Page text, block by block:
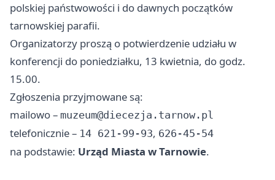
polskiej państwowości i do dawnych początków
tarnowskiej parafii.
Organizatorzy proszą o potwierdzenie udziału w
konferencji do poniedziałku, 13 kwietnia, do godz.
15.00.
Zgłoszenia przyjmowane są:
mailowo – muzeum@diecezja.tarnow.pl
telefonicznie – 14 621-99-93, 626-45-54
na podstawie: Urząd Miasta w Tarnowie.